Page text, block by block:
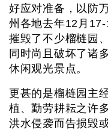
好应对准备，以防
州各地去年12月
摧毁了不少榴梿园
同时尚且破坏了诸
休闲观光景点。
更甚的是榴梿园主
植、勤劳耕耘之许
洪水侵袭而告损毁